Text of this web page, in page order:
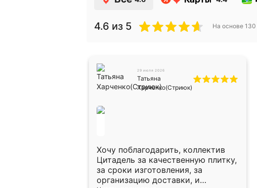
4.6 из 5 На основе 130
29 июля 2026
Татьяна
Харченко(Стриюк)
Хочу поблагодарить, коллектив
Цитадель за качественную плитку,
за сроки изготовления, за
организацию доставки, и